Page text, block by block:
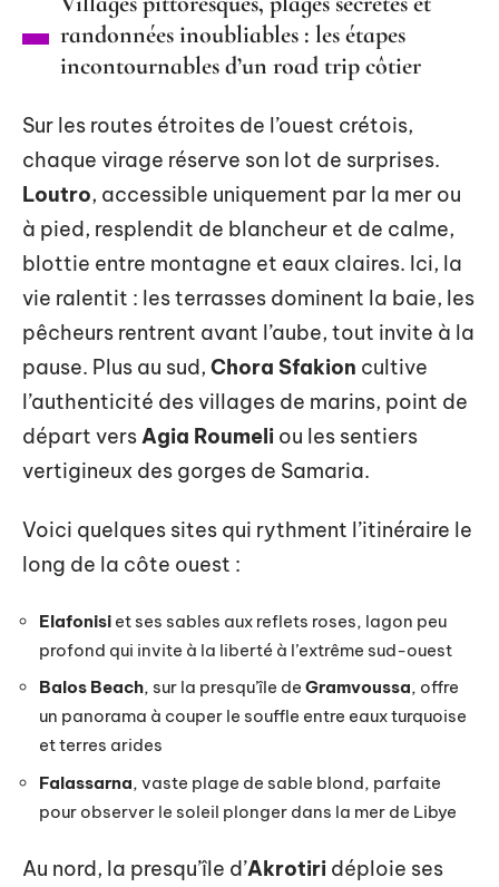
randonnées inoubliables : les étapes
incontournables d’un road trip côtier
Sur les routes étroites de l’ouest crétois,
chaque virage réserve son lot de surprises.
Loutro, accessible uniquement par la mer ou
à pied, resplendit de blancheur et de calme,
blottie entre montagne et eaux claires. Ici, la
vie ralentit : les terrasses dominent la baie, les
pêcheurs rentrent avant l’aube, tout invite à la
pause. Plus au sud, Chora Sfakion cultive
l’authenticité des villages de marins, point de
départ vers Agia Roumeli ou les sentiers
vertigineux des gorges de Samaria.
Voici quelques sites qui rythment l’itinéraire le
long de la côte ouest :
Elafonisi et ses sables aux reflets roses, lagon peu
profond qui invite à la liberté à l’extrême sud-ouest
Balos Beach, sur la presqu’île de Gramvoussa, offre
un panorama à couper le souffle entre eaux turquoise
et terres arides
Falassarna, vaste plage de sable blond, parfaite
pour observer le soleil plonger dans la mer de Libye
Au nord, la presqu’île d’Akrotiri déploie ses